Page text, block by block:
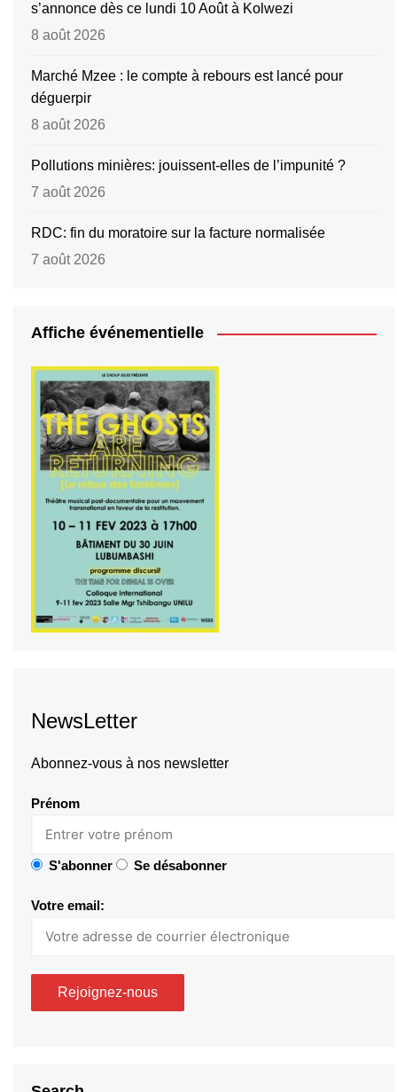
s’annonce dès ce lundi 10 Août à Kolwezi
8 août 2026
Marché Mzee : le compte à rebours est lancé pour
déguerpir
8 août 2026
Pollutions minières: jouissent-elles de l’impunité ?
7 août 2026
RDC: fin du moratoire sur la facture normalisée
7 août 2026
Affiche événementielle
NewsLetter
Abonnez-vous à nos newsletter
Prénom
S'abonner Se désabonner
Votre email: